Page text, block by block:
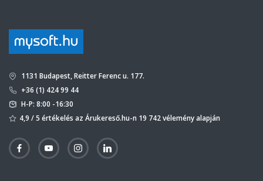
1131 Budapest, Reitter Ferenc u. 177.
+36 (1) 424 99 44
H-P: 8:00 -16:30
4,9 / 5 értékelés az Árukereső.hu-n 19 742 vélemény alapján